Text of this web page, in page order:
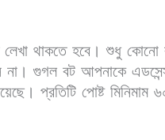
লেখা থাকতে হবে। শুধু
না। গুগল বট আপনাকে
প্রতিটি পোষ্ট